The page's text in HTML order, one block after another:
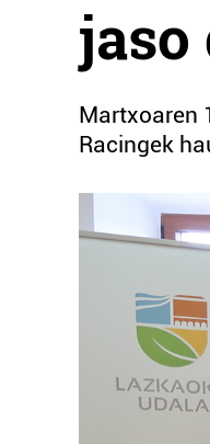
Martxoaren
Racingek